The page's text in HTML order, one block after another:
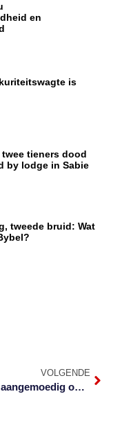
en
is
tieners dood
by lodge in Sabie
tweede bruid: Wat
VOLGENDE
Ouers aangemoedig om kinders te registreer vir 2025-skooljaar